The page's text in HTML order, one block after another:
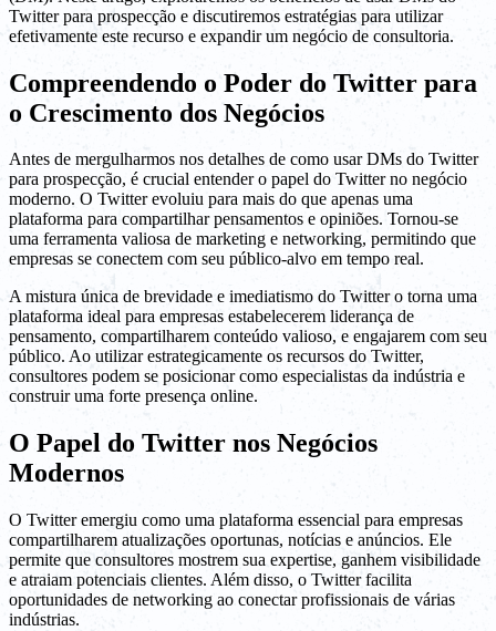
Twitter para prospecção e discutiremos estratégias para utilizar
efetivamente este recurso e expandir um negócio de consultoria.
Compreendendo o Poder do Twitter para
o Crescimento dos Negócios
Antes de mergulharmos nos detalhes de como usar DMs do Twitter
para prospecção, é crucial entender o papel do Twitter no negócio
moderno. O Twitter evoluiu para mais do que apenas uma
plataforma para compartilhar pensamentos e opiniões. Tornou-se
uma ferramenta valiosa de marketing e networking, permitindo que
empresas se conectem com seu público-alvo em tempo real.
A mistura única de brevidade e imediatismo do Twitter o torna uma
plataforma ideal para empresas estabelecerem liderança de
pensamento, compartilharem conteúdo valioso, e engajarem com seu
público. Ao utilizar estrategicamente os recursos do Twitter,
consultores podem se posicionar como especialistas da indústria e
construir uma forte presença online.
O Papel do Twitter nos Negócios
Modernos
O Twitter emergiu como uma plataforma essencial para empresas
compartilharem atualizações oportunas, notícias e anúncios. Ele
permite que consultores mostrem sua expertise, ganhem visibilidade
e atraiam potenciais clientes. Além disso, o Twitter facilita
oportunidades de networking ao conectar profissionais de várias
indústrias.